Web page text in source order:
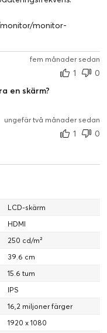
eller hängande
monitor-
fem månader sedan
1
0
en skärm?
ungefär två månader sedan
1
0
LCD-skärm
HDMI
250 cd/m²
39.6 cm
15.6 tum
IPS
16,2 miljoner färger
1920 x 1080